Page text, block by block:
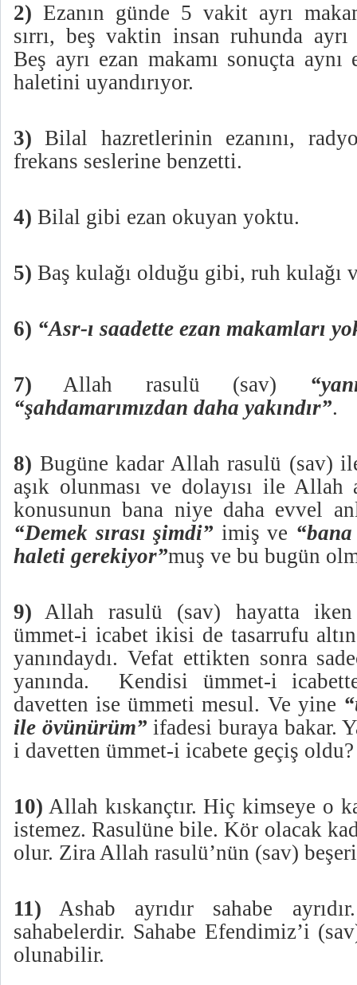
2) Ezanın günde 5 vakit ayrı
sırrı, beş vaktin insan ruhunda ayrı
Beş ayrı ezan makamı sonuçta aynı
haletini uyandırıyor.
3) Bilal hazretlerinin ezanını,
frekans seslerine benzetti.
4) Bilal gibi ezan okuyan yoktu.
5) Baş kulağı olduğu gibi, ruh kulağı
6) “Asr-ı saadette ezan makamları
7) Allah rasulü (sav)
“şahdamarımızdan daha yakındır”.
8) Bugüne kadar Allah rasulü (sav)
aşık olunması ve dolayısı ile Allah
konusunun bana niye daha evvel
“Demek sırası şimdi” imiş ve
haleti gerekiyor”muş ve bu bugün
9) Allah rasulü (sav) hayatta
ümmet-i icabet ikisi de tasarrufu
yanındaydı. Vefat ettikten sonra
yanında.
Kendisi ümmet-i
davetten ise ümmeti mesul. Ve yine
ile övünürüm” ifadesi buraya bakar.
i davetten ümmet-i icabete geçiş oldu?
10) Allah kıskançtır. Hiç kimseye o
istemez. Rasulüne bile. Kör olacak
olur. Zira Allah rasulü’nün (sav)
11) Ashab ayrıdır sahabe
sahabelerdir. Sahabe Efendimiz’i
olunabilir.